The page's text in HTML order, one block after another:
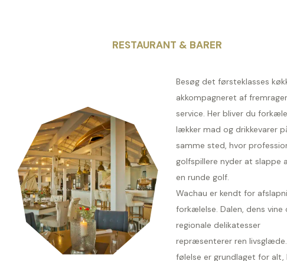
RESTAURANT & BARER
Besøg det førsteklasses
akkompagneret af
service. Her bliver du
lækker mad og drikkevarer
samme sted, hvor
golfspillere nyder at slappe
en runde golf.
Wachau er kendt for
forkælelse. Dalen, dens vine
regionale delikatesser
repræsenterer ren
følelse er grundlaget for alt,